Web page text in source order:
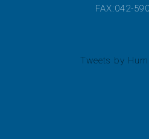
FAX:042-
Tweets by